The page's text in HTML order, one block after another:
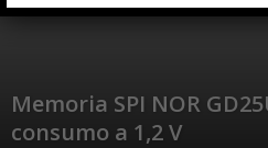
Memoria SPI NOR
consumo a 1,2 V